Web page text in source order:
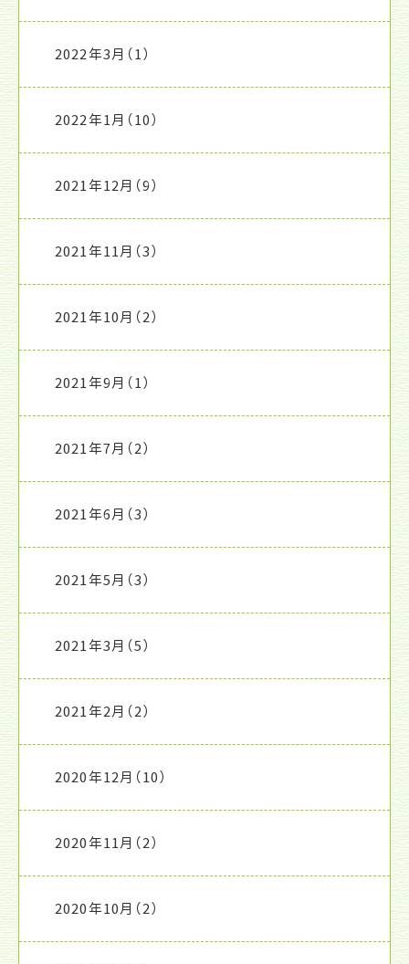
2022年3月 （1）
2022年1月 （10）
2021年12月 （9）
2021年11月 （3）
2021年10月 （2）
2021年9月 （1）
2021年7月 （2）
2021年6月 （3）
2021年5月 （3）
2021年3月 （5）
2021年2月 （2）
2020年12月 （10）
2020年11月 （2）
2020年10月 （2）